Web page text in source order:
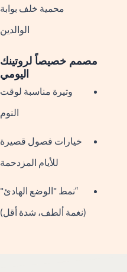
محمية خلف بوابة
الوالدين
مصمم خصيصاً لروتينك
اليومي
وتيرة مناسبة لوقت
النوم
خيارات فصول قصيرة
للأيام المزدحمة
“نمط "الوضع الهادئ"
(نغمة ألطف، شدة أقل)